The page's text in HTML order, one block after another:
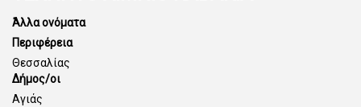
Άλλα ονόματα
Περιφέρεια
Θεσσαλίας
Δήμος/οι
Αγιάς